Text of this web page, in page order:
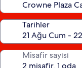
Tarihler
Misafir sayısı